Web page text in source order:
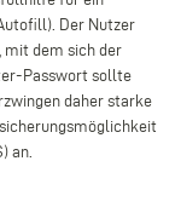
Der Nutzer
mit dem sich der
Passwort sollte
daher starke
an.